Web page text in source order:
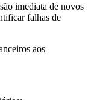
imediata de novos
falhas de
aos